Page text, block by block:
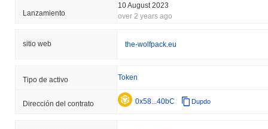
Lanzamiento
10 August 2023
over 2 years ago
sitio web the-wolfpack.eu
Tipo de activo Token
Dirección del contrato 0x58...40bC Dupdo